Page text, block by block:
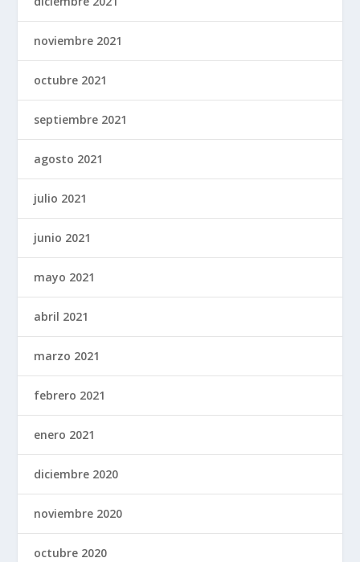
noviembre 2021
octubre 2021
septiembre 2021
agosto 2021
julio 2021
junio 2021
mayo 2021
abril 2021
marzo 2021
febrero 2021
enero 2021
diciembre 2020
noviembre 2020
octubre 2020